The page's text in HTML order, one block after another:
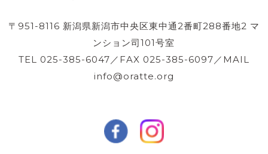
〒951-8116 新潟県新潟市中央区東中通2番町288番地2 マ
ンション司101号室
TEL 025-385-6047／FAX 025-385-6097／MAIL
info@oratte.org